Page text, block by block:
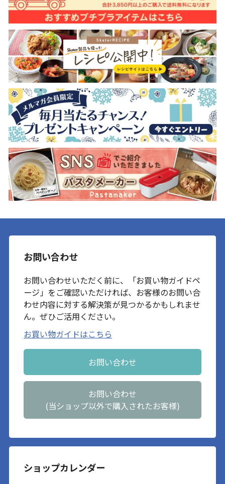
お問い合わせ
お問い合わせいただく前に、「お買い物ガイドペ
ージ」をご確認いただければ、お客様のお問い合
わせ内容に対する解決策が見つかるかもしれませ
ん。ぜひご活用ください。
お買い物ガイドはこちら
お問い合わせ
お問い合わせ
(当ショップ以外で購入されたお客様)
ショップカレンダー